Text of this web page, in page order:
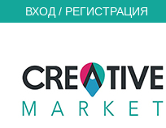
ВХОД / РЕГИСТРАЦИЯ